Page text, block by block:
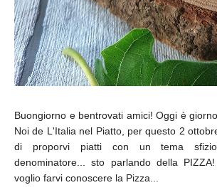
Buongiorno e bentrovati amici! Oggi è
Noi de L'Italia nel Piatto, per questo 2
di proporvi piatti con un tema
denominatore... sto parlando della
voglio farvi conoscere la Pizza...